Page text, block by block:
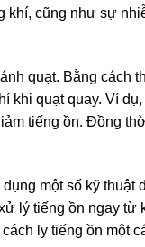
cũng như sự
quạt. Bằng cách
khi quạt quay. Ví
tiếng ồn. Đồng
một số kỹ
lý tiếng ồn ngay
ly tiếng ồn một